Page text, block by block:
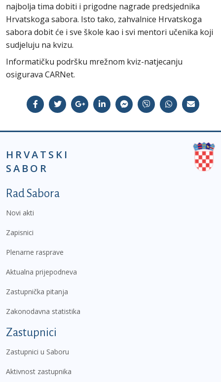
najbolja tima dobiti i prigodne nagrade predsjednika
Hrvatskoga sabora. Isto tako, zahvalnice Hrvatskoga
sabora dobit će i sve škole kao i svi mentori učenika koji
sudjeluju na kvizu.
Informatičku podršku mrežnom kviz-natjecanju
osigurava CARNet.
HRVATSKI
SABOR
Podnožje prvi izbornik
Rad Sabora
Novi akti
Zapisnici
Plenarne rasprave
Aktualna prijepodneva
Zastupnička pitanja
Zakonodavna statistika
Zastupnici
Zastupnici u Saboru
Aktivnost zastupnika